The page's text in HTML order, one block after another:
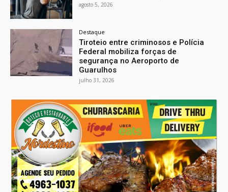
agosto 5, 2026
Destaque
Tiroteio entre criminosos e Polícia
Federal mobiliza forças de
segurança no Aeroporto de
Guarulhos
julho 31, 2026